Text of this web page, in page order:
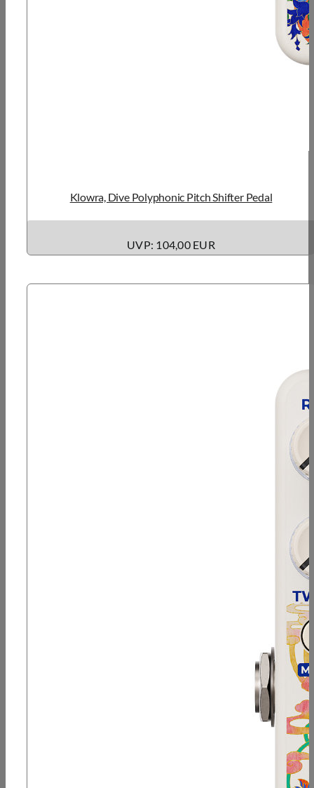
Klowra, Dive Polyphonic Pitch Shifter Pedal
UVP: 104,00 EUR